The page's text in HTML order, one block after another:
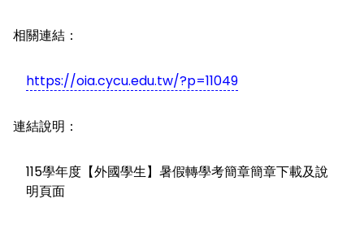
相關連結：
https://oia.cycu.edu.tw/?p=11049
連結說明：
115學年度【外國學生】暑假轉學考簡章簡章下載及說
明頁面